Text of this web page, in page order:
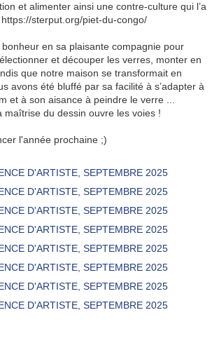
et alimenter ainsi une contre-culture qui l’a
sterput.org/piet-du-congo/
en sa plaisante compagnie pour
et découper les verres, monter en
que notre maison se transformait en
avons été bluffé par sa facilité à s’adapter à
et à son aisance à peindre le verre ...
maîtrise du dessin ouvre les voies !
l'année prochaine ;)